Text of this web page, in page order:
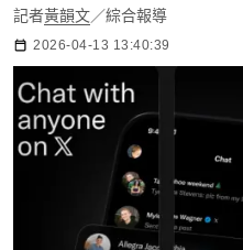
記者黃韻文／綜合報導
2026-04-13 13:40:39